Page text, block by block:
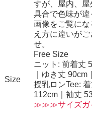
すが、屋内、屋
具合で色味が違
画像をご覧に
え方に違いが
せ。
Size
Free Size
ニット: 前着丈
｜ゆき丈
授乳ロンTee:
112cm｜袖丈
≫≫≫サイズガ